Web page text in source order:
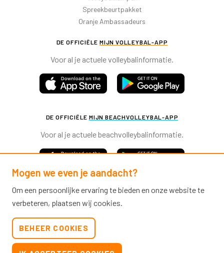
Spreekbeurtpakket
Oranje Ambassadeurs
DE OFFICIËLE MIJN VOLLEYBAL-APP
Voor al je actuele volleybalinformatie.
DE OFFICIËLE MIJN BEACHVOLLEYBAL-APP
Voor al je actuele beachvolleybalinformatie.
Mogen we even je aandacht?
Om een persoonlijke ervaring te bieden en onze website te
verbeteren, plaatsen wij cookies.
BEHEER COOKIES